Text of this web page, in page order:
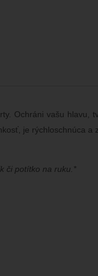
Ochráni vašu
je rýchloschnúca
či potítko na ruku.*